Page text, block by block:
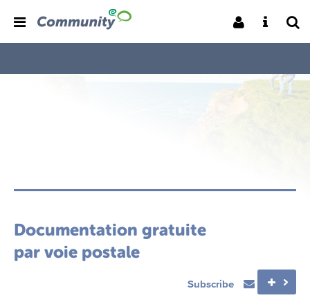
Documentation gratuite
par voie postale
Subscribe